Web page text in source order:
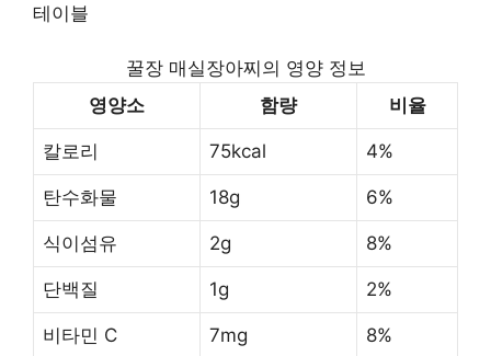
테이블
꿀장 매실장아찌의 영양 정보
영양소
함량 비율
칼로리 75kcal 4%
탄수화물 18g 6%
식이섬유 2g 8%
단백질 1g 2%
비타민 C 7mg 8%